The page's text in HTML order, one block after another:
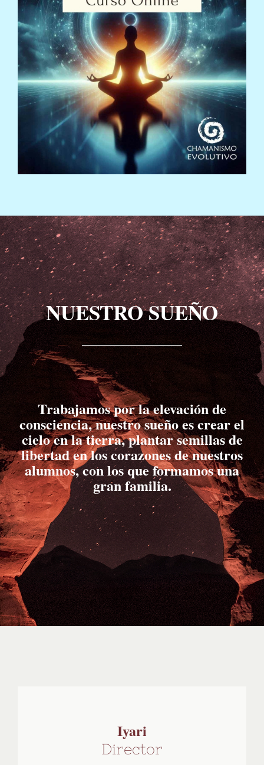
NUESTRO SUEÑO
Trabajamos por la elevación de
consciencia, nuestro sueño es crear el
cielo en la tierra, plantar semillas de
libertad en los corazones de nuestros
alumnos, con los que formamos una
gran familia.
Iyari
Director